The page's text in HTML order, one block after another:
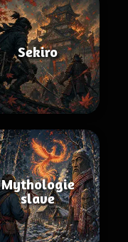
Sekiro
Mythologie
slave